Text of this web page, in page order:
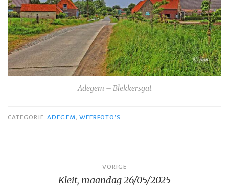
Adegem – Blekkersgat
CATEGORIE ADEGEM, WEERFOTO'S
navigatie
VORIGE
Kleit, maandag 26/05/2025